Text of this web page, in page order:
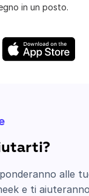
in un posto.
alle
e ti